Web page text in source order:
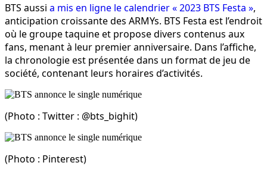
BTS aussi a mis en ligne le calendrier « 2023 BTS Festa »,
anticipation croissante des ARMYs. BTS Festa est l’endroit
où le groupe taquine et propose divers contenus aux
fans, menant à leur premier anniversaire. Dans l’affiche,
la chronologie est présentée dans un format de jeu de
société, contenant leurs horaires d’activités.
(Photo : Twitter : @bts_bighit)
(Photo : Pinterest)